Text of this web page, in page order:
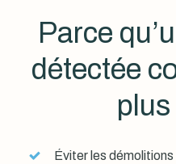
Parce
détectée
plus
Éviter les démolitions